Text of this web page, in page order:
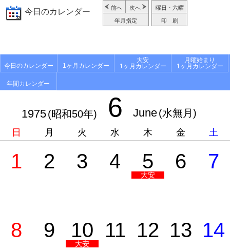
今日のカレンダー 前へ 次へ
年月指定
曜日・六曜
印 刷
今日のカレンダー 1ヶ月カレンダー
大安
1ヶ月カレンダー
月曜始まり
1ヶ月カレンダー
年間カレンダー
1975(昭和50年) 6 June(水無月)
日 月 火 水 木 金 土
1 2 3 4 5
大安
6 7
8 9 10
大安
11 12 13 14